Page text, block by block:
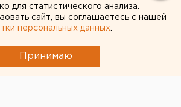
патриотической игрой
для статистического анализа.
сайт, вы соглашаетесь с нашей
персональных данных
Принимаю